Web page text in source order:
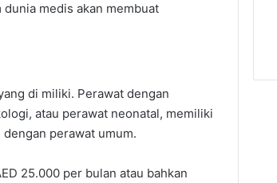
dunia medis akan membuat
di miliki. Perawat dengan
atau perawat neonatal, memiliki
perawat umum.
25.000 per bulan atau bahkan